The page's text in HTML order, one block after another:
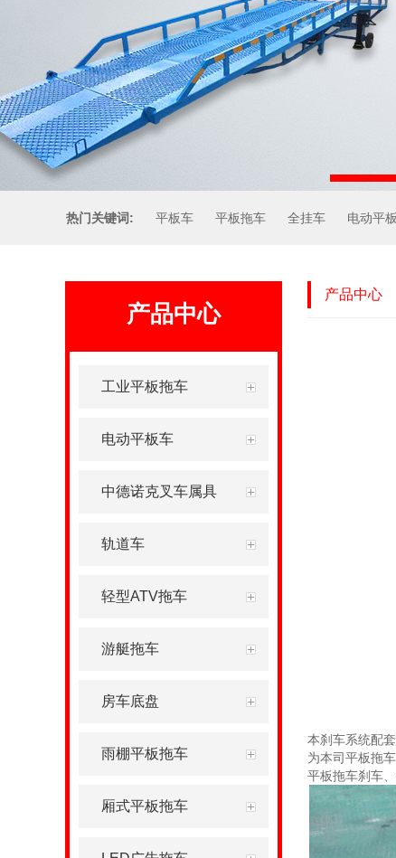
热门关键词: 平板车 平板拖车 全挂车 电动平
产品中心
工业平板拖车
电动平板车
中德诺克叉车属具
轨道车
轻型ATV拖车
游艇拖车
房车底盘
雨棚平板拖车
厢式平板拖车
产品中心
本刹车系统配
为本司平板拖
平板拖车刹车